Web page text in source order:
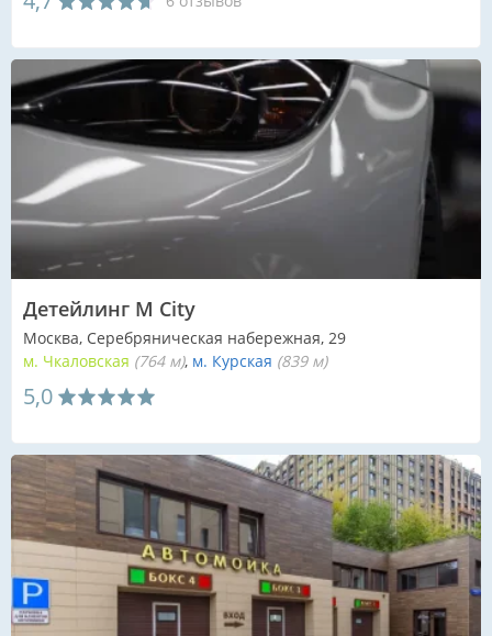
Детейлинг M City
Москва, Серебряническая набережная, 29
м. Чкаловская (764 м) м. Курская (839 м)
5,0